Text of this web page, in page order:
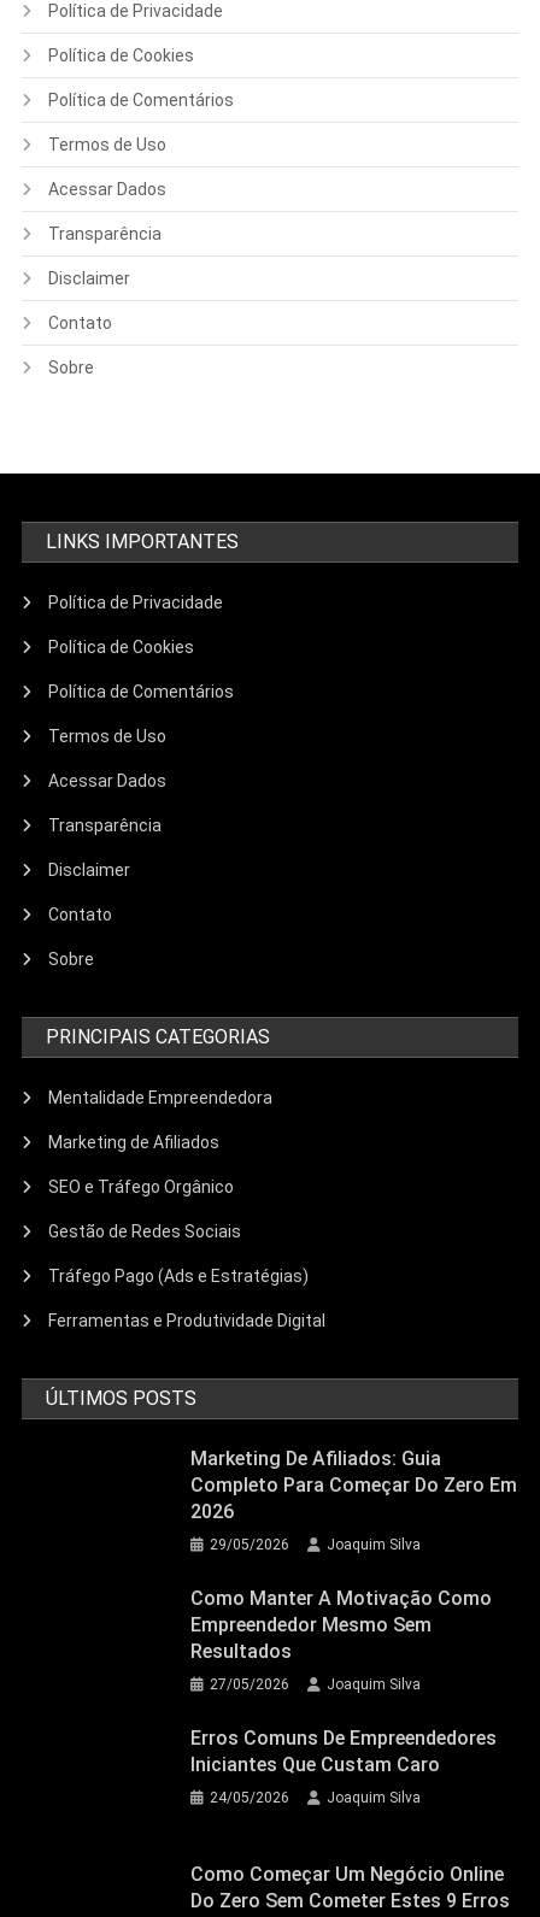
Política de Privacidade
Política de Cookies
Política de Comentários
Termos de Uso
Acessar Dados
Transparência
Disclaimer
Contato
Sobre
LINKS IMPORTANTES
Política de Privacidade
Política de Cookies
Política de Comentários
Termos de Uso
Acessar Dados
Transparência
Disclaimer
Contato
Sobre
PRINCIPAIS CATEGORIAS
Mentalidade Empreendedora
Marketing de Afiliados
SEO e Tráfego Orgânico
Gestão de Redes Sociais
Tráfego Pago (Ads e Estratégias)
Ferramentas e Produtividade Digital
ÚLTIMOS POSTS
Marketing De Afiliados: Guia
Completo Para Começar Do Zero Em
2026
29/05/2026 Joaquim Silva
Como Manter A Motivação Como
Empreendedor Mesmo Sem
Resultados
27/05/2026 Joaquim Silva
Erros Comuns De Empreendedores
Iniciantes Que Custam Caro
24/05/2026 Joaquim Silva
Como Começar Um Negócio Online
Do Zero Sem Cometer Estes 9 Erros